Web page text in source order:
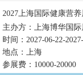
2027上海国际健康营
主办方：上海博华国际
时间：2027-06-22-
地点：上海
参展费：10000-20000